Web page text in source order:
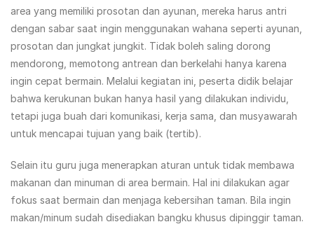
area yang memiliki prosotan dan ayunan, mereka harus antri
dengan sabar saat ingin menggunakan wahana seperti ayunan,
prosotan dan jungkat jungkit. Tidak boleh saling dorong
mendorong, memotong antrean dan berkelahi hanya karena
ingin cepat bermain. Melalui kegiatan ini, peserta didik belajar
bahwa kerukunan bukan hanya hasil yang dilakukan individu,
tetapi juga buah dari komunikasi, kerja sama, dan musyawarah
untuk mencapai tujuan yang baik (tertib).
Selain itu guru juga menerapkan aturan untuk tidak membawa
makanan dan minuman di area bermain. Hal ini dilakukan agar
fokus saat bermain dan menjaga kebersihan taman. Bila ingin
makan/minum sudah disediakan bangku khusus dipinggir taman.